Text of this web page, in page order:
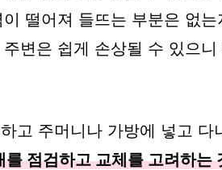
떨어져 들뜨는 부분은 없
변은 쉽게 손상될 수 있으
고 주머니나 가방에 넣고 다
점검하고 교체를 고려하는